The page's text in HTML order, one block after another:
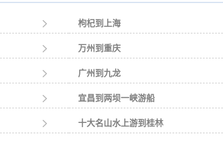
 枸杞到上海
 万州到重庆
 广州到九龙
 宜昌到两坝一峡游船
 十大名山水上游到桂林